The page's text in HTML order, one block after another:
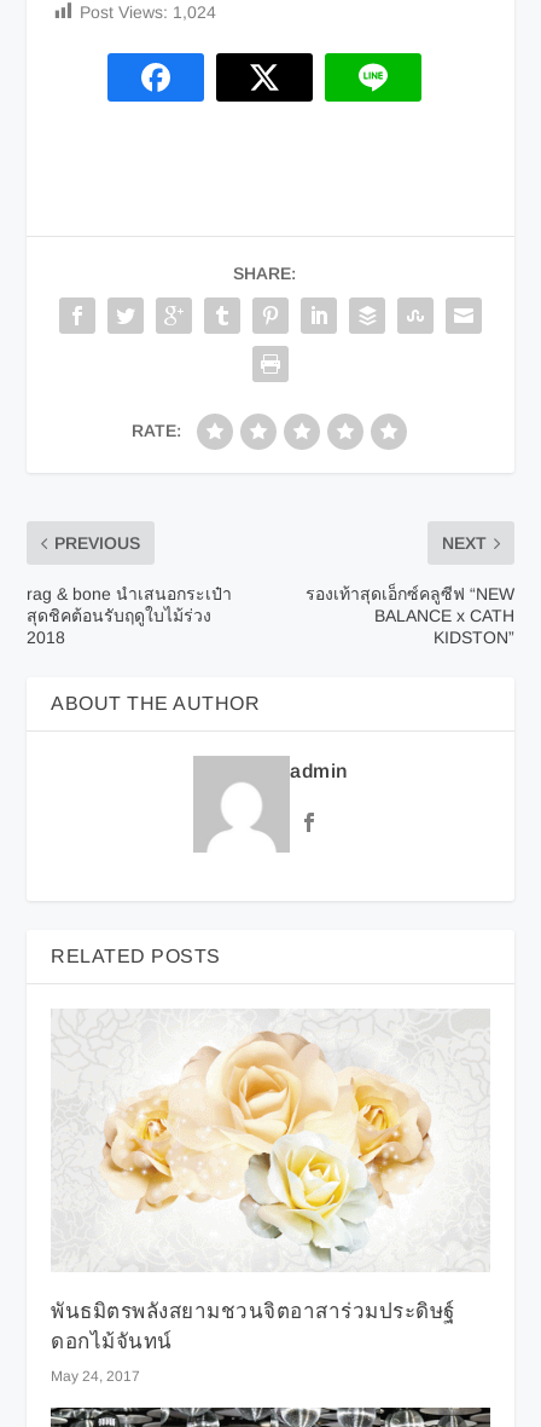
Post Views: 1,024
SHARE:
RATE:
PREVIOUS
rag & bone นำเสนอกระเป๋า
สุดชิคต้อนรับฤดูใบไม้ร่วง
2018
NEXT
รองเท้าสุดเอ็กซ์คลูซีฟ “NEW
BALANCE x CATH
KIDSTON”
ABOUT THE AUTHOR
admin
RELATED POSTS
พันธมิตรพลังสยามชวนจิตอาสาร่วมประดิษฐ์
ดอกไม้จันทน์
May 24, 2017